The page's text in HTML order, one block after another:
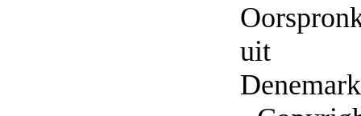
uit